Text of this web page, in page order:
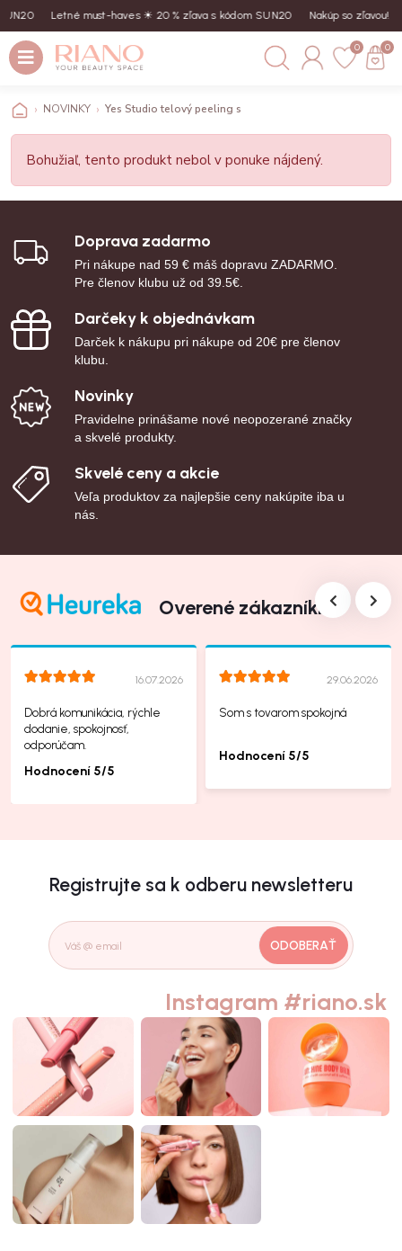
Letné must-haves ☀︎ 20 % zľava s kódom SUN20 Nakúp so zľavou!
0 0
NOVINKY Yes Studio telový peeling s magnéziom a vôňou kokosu,
Bohužiaľ, tento produkt nebol v ponuke nájdený.
Doprava zadarmo
Pri nákupe nad 59 € máš dopravu ZADARMO.
Pre členov klubu už od 39.5€.
Darčeky k objednávkam
Darček k nákupu pri nákupe od 20€ pre členov
klubu.
Novinky
Pravidelne prinášame nové neopozerané značky
a skvelé produkty.
Skvelé ceny a akcie
Veľa produktov za najlepšie ceny nakúpite iba u
nás.
Overené zákazníkmi
16.07.2026
Dobrá komunikácia, rýchle
dodanie, spokojnosť,
odporúčam.
Hodnocení 5/5
29.06.2026
Som s tovarom spokojná
Hodnocení 5/5
Registrujte sa k odberu newsletteru
ODOBERAŤ
Instagram #riano.sk